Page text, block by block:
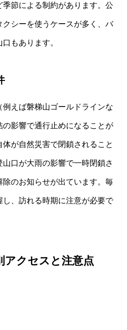
節による制約があります。公
シーを使うケースが多く、バ
もあります。
えば磐梯山ゴールドラインな
の影響で通行止めになることが
が自然災害で閉鎖されること
口が大雨の影響で一時閉鎖さ
のお知らせが出ています。毎
、訪れる時期に注意が必要で
アクセスと注意点